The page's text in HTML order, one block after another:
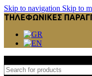
Skip to navigation Skip to
ΤΗΛΕΦΩΝΙΚΕΣ